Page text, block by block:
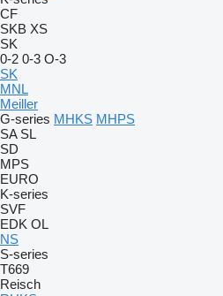
CF
SKB XS
SK
0-2 0-3 O-3
SK
MNL
Meiller
G-series MHKS MHPS
SA SL
SD
MPS
EURO
K-series
SVF
EDK OL
NS
S-series
T669
Reisch